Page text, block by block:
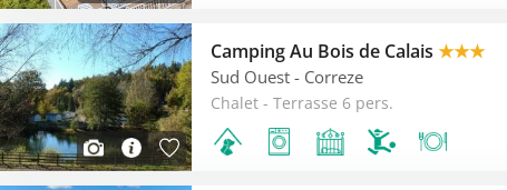
Camping Au Bois de Calais★★★
Sud Ouest - Correze
Chalet - Terrasse 6 pers.